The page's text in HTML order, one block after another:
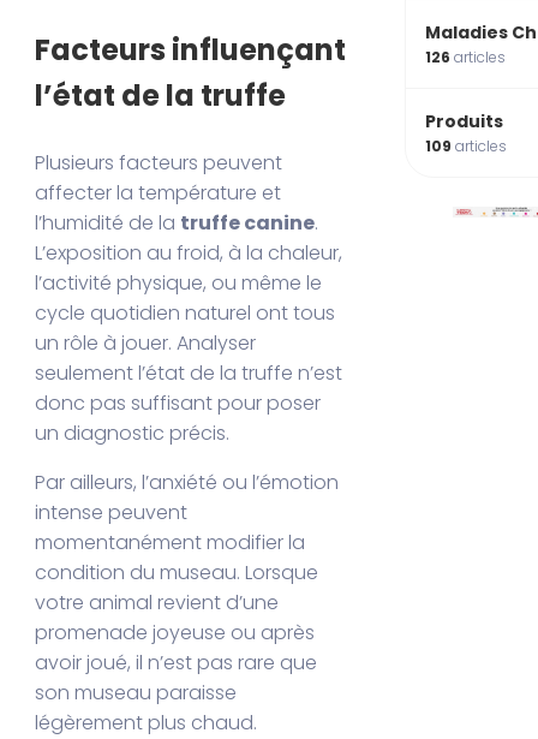
Facteurs influençant
l’état de la truffe
Plusieurs facteurs peuvent
affecter la température et
l’humidité de la truffe canine.
L’exposition au froid, à la chaleur,
l’activité physique, ou même le
cycle quotidien naturel ont tous
un rôle à jouer. Analyser
seulement l’état de la truffe n’est
donc pas suffisant pour poser
un diagnostic précis.
Par ailleurs, l’anxiété ou l’émotion
intense peuvent
momentanément modifier la
condition du museau. Lorsque
votre animal revient d’une
promenade joyeuse ou après
avoir joué, il n’est pas rare que
son museau paraisse
légèrement plus chaud.
Maladies
126articles
Produits
109articles